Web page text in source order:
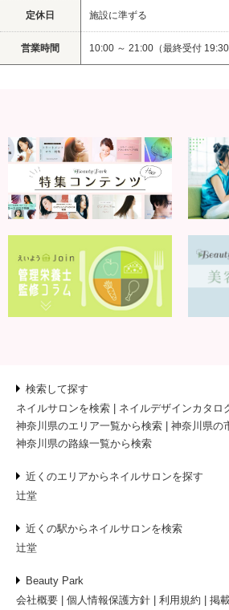
定休日 施設に準ずる
営業時間 10:00 ～ 21:00（最終受付 19:30
検索して探す
ネイルサロンを検索
ネイルデザインカタロ
神奈川県のエリア一覧から検索
神奈川県の
神奈川県の路線一覧から検索
近くのエリアからネイルサロンを探す
辻堂
近くの駅からネイルサロンを検索
辻堂
Beauty Park
会社概要
個人情報保護方針 利用規約 掲